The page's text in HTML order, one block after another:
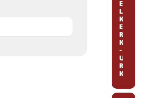
E
L
K
E
R
K
-
U
R
K